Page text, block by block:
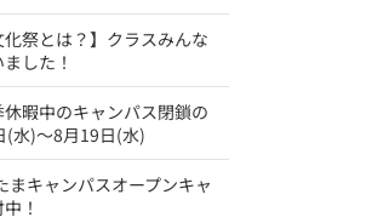
化祭とは？】クラスみんな
した！
休暇中のキャンパス閉鎖の
水)～8月19日(水)
キャンパスオープンキャ
！